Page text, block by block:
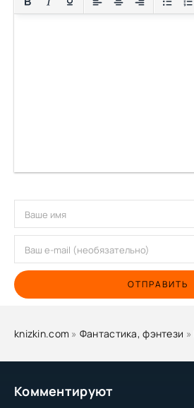
Комментируют
ОТПРАВИТЬ
knizkin.com » Фантастика, фэнтези »